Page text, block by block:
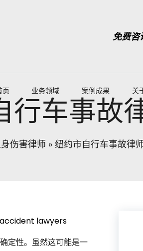
免费咨
页 业务领域 案例成果 关
行车事故
伤害律师 » 纽约市自行车事故律
定性。虽然这可能是一